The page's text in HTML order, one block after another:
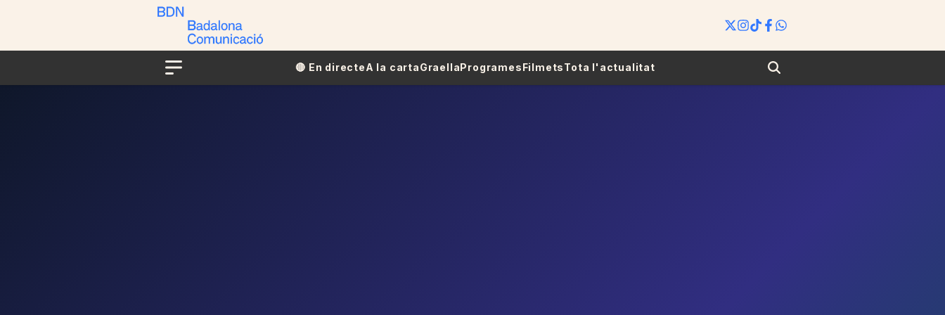
Menu
🔴​​ En directeA la cartaGraellaProgramesFilmetsTota l'actualitat Search